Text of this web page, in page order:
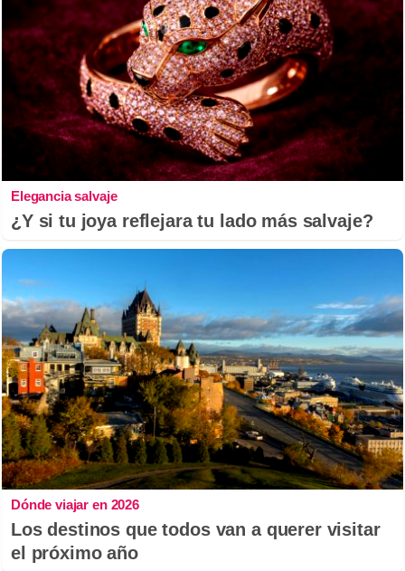
Elegancia salvaje
¿Y si tu joya reflejara tu lado más salvaje?
Dónde viajar en 2026
Los destinos que todos van a querer visitar
el próximo año